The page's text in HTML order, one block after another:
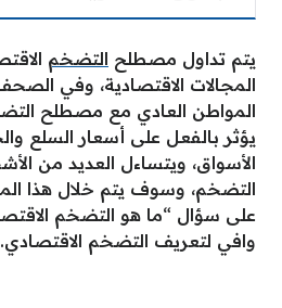
يتم تداول مصطلح التضخم
المجالات الاقتصادية، وفي
المواطن العادي مع مصطلح
يؤثر بالفعل على أسعار السلع
الأسواق، ويتساءل العديد من
التضخم، وسوف يتم خلال هذا
على سؤال “ما هو التضخم
وافي لتعريف التضخم الاقتصادي.